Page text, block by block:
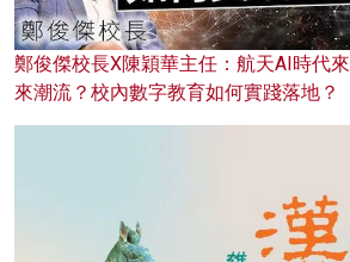
鄭俊傑校長X陳穎華主任：航天AI時代
來潮流？校內數字教育如何實踐落地？